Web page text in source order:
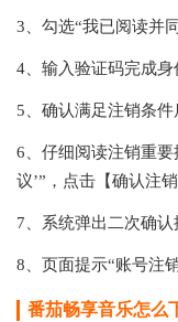
3、勾选“我已阅读并
4、输入验证码完成身
5、确认满足注销条件
6、仔细阅读注销重
议’”，点击【确认注销
7、系统弹出二次确认
8、页面提示“账号注
番茄畅享音乐怎么